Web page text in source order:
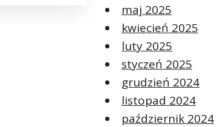
maj 2025
kwiecień 2025
luty 2025
styczeń 2025
grudzień 2024
listopad 2024
październik 2024